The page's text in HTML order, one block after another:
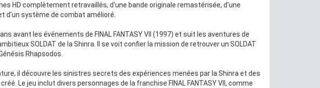
HD complètement retravaillés, d'une bande originale remastérisée, d'une
d'un système de combat amélioré.
avant les événements de FINAL FANTASY VII (1997) et suit les aventures de
SOLDAT de la Shinra. Il se voit confier la mission de retrouver un SOLDAT
Rhapsodos.
il découvre les sinistres secrets des expériences menées par la Shinra et des
Le jeu inclut divers personnages de la franchise FINAL FANTASY VII, comme